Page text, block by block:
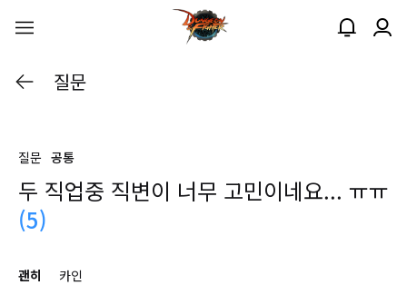
질문
질문 공통
두 직업중 직변이 너무 고민이네요... ㅠㅠ
(5)
괜히
카인